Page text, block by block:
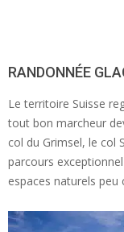
RANDONNÉE
Le territoire Suisse
tout bon marcheur
col du Grimsel, le col
parcours
espaces naturels peu